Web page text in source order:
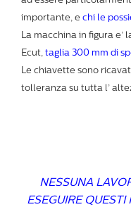
importante, e chi le
La macchina in figura e’
Ecut, taglia 300 mm di
Le chiavette sono
tolleranza su tutta l’
NESSUNA
ESEGUIRE QUESTI